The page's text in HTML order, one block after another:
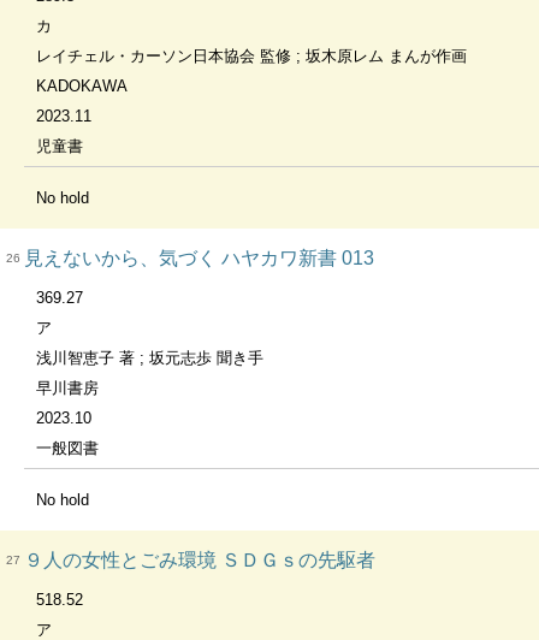
カ
レイチェル・カーソン日本協会 監修 ; 坂木原レム まんが作画
KADOKAWA
2023.11
児童書
No hold
26 見えないから、気づく ハヤカワ新書 013
369.27
ア
浅川智恵子 著 ; 坂元志歩 聞き手
早川書房
2023.10
一般図書
No hold
27 ９人の女性とごみ環境 ＳＤＧｓの先駆者
518.52
ア